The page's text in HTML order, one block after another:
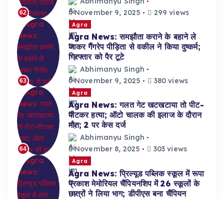
62
November 9, 2025
299 views
63
Agra
Agra News: समझौता कराने के बहाने ले
जाकर गैंगरेप पीड़िता से वकील ने किया दुष्कर्म;
गिरफ्तार को पैर टूटे
Abhimanyu Singh
November 9, 2025
380 views
64
Agra
Agra News: गलत गेट खटखटाया तो पीट-
पीटकर हत्या; ऑटो चालक की इलाज के दौरान
मौत; 2 पर केस दर्ज
Abhimanyu Singh
November 8, 2025
303 views
Agra
Agra News: प्रिल्यूड पब्लिक स्कूल में रूपा
प्रकाश मेमोरियल चैंपियनशिप में 26 स्कूलों के
छात्रों ने लिया भाग; डीपीएस बना चैंपियन